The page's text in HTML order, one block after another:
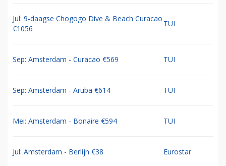
Jul: 9-daagse Chogogo Dive & Beach Curacao
€1056
TUI
Sep: Amsterdam - Curacao €569 TUI
Sep: Amsterdam - Aruba €614 TUI
Mei: Amsterdam - Bonaire €594 TUI
Jul: Amsterdam - Berlijn €38 Eurostar